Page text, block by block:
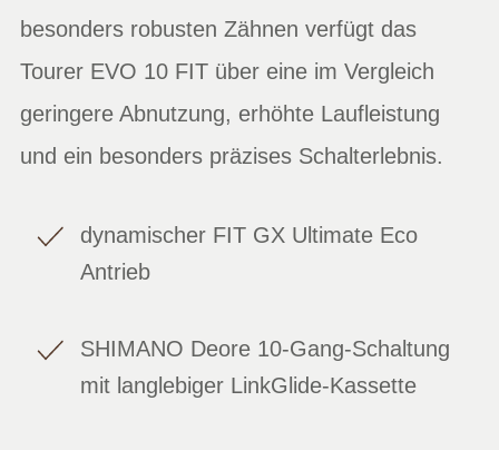
besonders robusten Zähnen verfügt das
Tourer EVO 10 FIT über eine im Vergleich
geringere Abnutzung, erhöhte Laufleistung
und ein besonders präzises Schalterlebnis.
dynamischer FIT GX Ultimate Eco
Antrieb
SHIMANO Deore 10-Gang-Schaltung
mit langlebiger LinkGlide-Kassette